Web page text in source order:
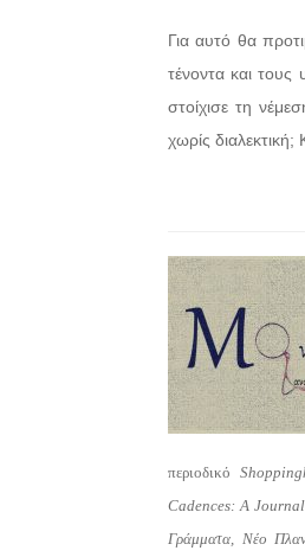
Για αυτό θα
τένοντα και
στοίχισε τη
χωρίς διαλεκτική;
περιοδικό
Cadences: A Journal
Γράμματα, Νέο